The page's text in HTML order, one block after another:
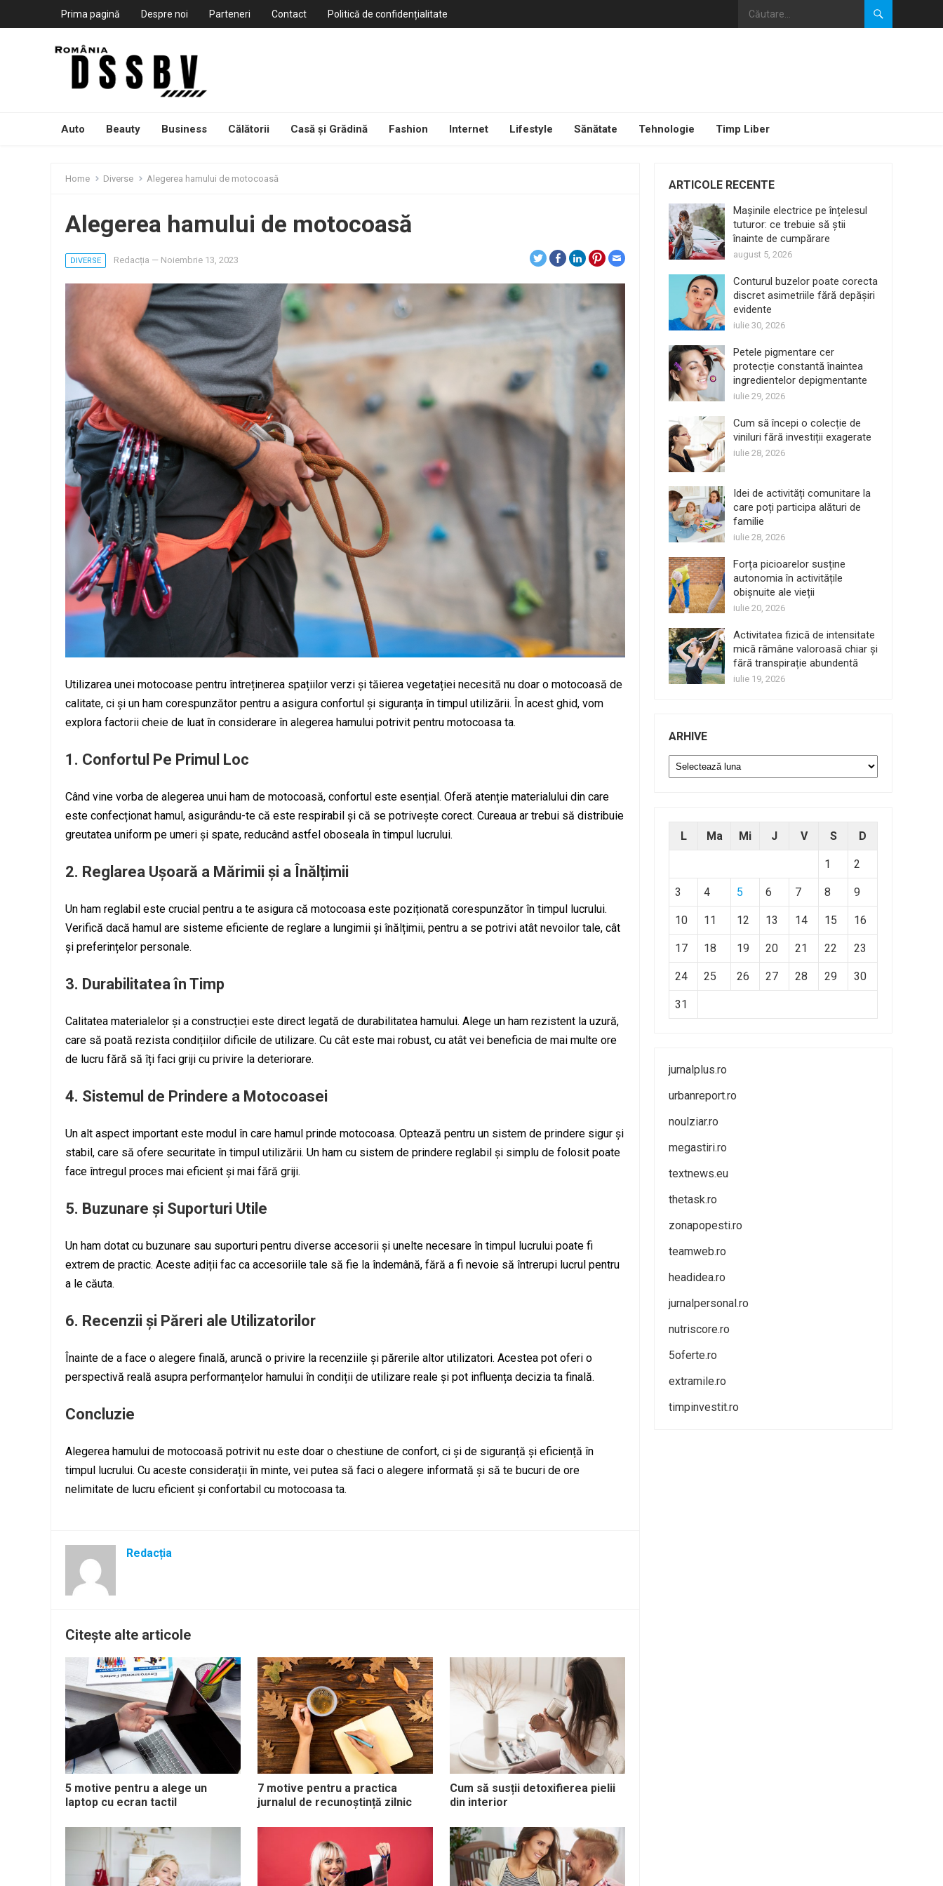
Prima pagină Despre noi Parteneri Contact Politică de confidențialitate
Auto Beauty Business Călătorii Casă și Grădină Fashion Internet Lifestyle Sănătate Tehnologie Timp Liber
Home Diverse Alegerea hamului de motocoasă
Alegerea hamului de motocoasă
DIVERSE Redacția — Noiembrie 13, 2023
Utilizarea unei motocoase pentru întreținerea spațiilor verzi și tăierea vegetației necesită nu doar o motocoasă de
calitate, ci și un ham corespunzător pentru a asigura confortul și siguranța în timpul utilizării. În acest ghid, vom
explora factorii cheie de luat în considerare în alegerea hamului potrivit pentru motocoasa ta.
1. Confortul Pe Primul Loc
Când vine vorba de alegerea unui ham de motocoasă, confortul este esențial. Oferă atenție materialului din care
este confecționat hamul, asigurându-te că este respirabil și că se potrivește corect. Cureaua ar trebui să distribuie
greutatea uniform pe umeri și spate, reducând astfel oboseala în timpul lucrului.
2. Reglarea Ușoară a Mărimii și a Înălțimii
Un ham reglabil este crucial pentru a te asigura că motocoasa este poziționată corespunzător în timpul lucrului.
Verifică dacă hamul are sisteme eficiente de reglare a lungimii și înălțimii, pentru a se potrivi atât nevoilor tale, cât
și preferințelor personale.
3. Durabilitatea în Timp
Calitatea materialelor și a construcției este direct legată de durabilitatea hamului. Alege un ham rezistent la uzură,
care să poată rezista condițiilor dificile de utilizare. Cu cât este mai robust, cu atât vei beneficia de mai multe ore
de lucru fără să îți faci griji cu privire la deteriorare.
4. Sistemul de Prindere a Motocoasei
Un alt aspect important este modul în care hamul prinde motocoasa. Optează pentru un sistem de prindere sigur și
stabil, care să ofere securitate în timpul utilizării. Un ham cu sistem de prindere reglabil și simplu de folosit poate
face întregul proces mai eficient și mai fără griji.
5. Buzunare și Suporturi Utile
Un ham dotat cu buzunare sau suporturi pentru diverse accesorii și unelte necesare în timpul lucrului poate fi
extrem de practic. Aceste adiții fac ca accesoriile tale să fie la îndemână, fără a fi nevoie să întrerupi lucrul pentru
a le căuta.
6. Recenzii și Păreri ale Utilizatorilor
Înainte de a face o alegere finală, aruncă o privire la recenziile și părerile altor utilizatori. Acestea pot oferi o
perspectivă reală asupra performanțelor hamului în condiții de utilizare reale și pot influența decizia ta finală.
Concluzie
Alegerea hamului de motocoasă potrivit nu este doar o chestiune de confort, ci și de siguranță și eficiență în
timpul lucrului. Cu aceste considerații în minte, vei putea să faci o alegere informată și să te bucuri de ore
nelimitate de lucru eficient și confortabil cu motocoasa ta.
Redacția
Citește alte articole
5 motive pentru a alege un
laptop cu ecran tactil
7 motive pentru a practica
jurnalul de recunoștință zilnic
Cum să susții detoxifierea pielii
din interior
ARTICOLE RECENTE
Mașinile electrice pe înțelesul
tuturor: ce trebuie să știi
înainte de cumpărare
august 5, 2026
Conturul buzelor poate corecta
discret asimetriile fără depășiri
evidente
iulie 30, 2026
Petele pigmentare cer
protecție constantă înaintea
ingredientelor depigmentante
iulie 29, 2026
Cum să începi o colecție de
viniluri fără investiții exagerate
iulie 28, 2026
Idei de activități comunitare la
care poți participa alături de
familie
iulie 28, 2026
Forța picioarelor susține
autonomia în activitățile
obișnuite ale vieții
iulie 20, 2026
Activitatea fizică de intensitate
mică rămâne valoroasă chiar și
fără transpirație abundentă
iulie 19, 2026
ARHIVE
Arhive
L Ma Mi J V S D
1 2
3 4 5 6 7 8 9
10 11 12 13 14 15 16
17 18 19 20 21 22 23
24 25 26 27 28 29 30
31
jurnalplus.ro
urbanreport.ro
noulziar.ro
megastiri.ro
textnews.eu
thetask.ro
zonapopesti.ro
teamweb.ro
headidea.ro
jurnalpersonal.ro
nutriscore.ro
5oferte.ro
extramile.ro
timpinvestit.ro